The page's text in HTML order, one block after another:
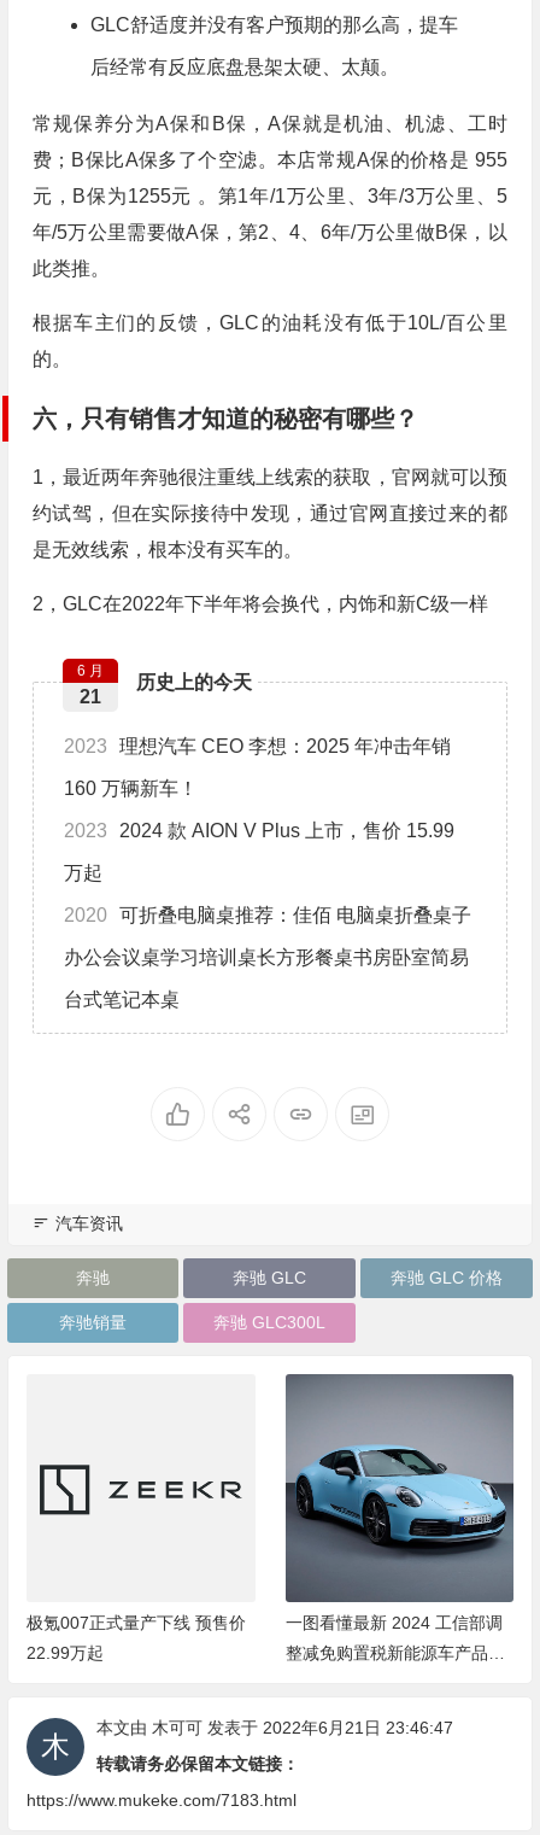
GLC舒适度并没有客户预期的那么高，提车
后经常有反应底盘悬架太硬、太颠。
常规保养分为A保和B保，A保就是机油、机滤、工时
费；B保比A保多了个空滤。本店常规A保的价格是 955
元，B保为1255元 。第1年/1万公里、3年/3万公里、5
年/5万公里需要做A保，第2、4、6年/万公里做B保，以
此类推。
根据车主们的反馈，GLC的油耗没有低于10L/百公里
的。
六，只有销售才知道的秘密有哪些？
1，最近两年奔驰很注重线上线索的获取，官网就可以预
约试驾，但在实际接待中发现，通过官网直接过来的都
是无效线索，根本没有买车的。
2，GLC在2022年下半年将会换代，内饰和新C级一样
历史上的今天
6 月
21
2023 理想汽车 CEO 李想：2025 年冲击年销
160 万辆新车！
2023 2024 款 AION V Plus 上市，售价 15.99
万起
2020 可折叠电脑桌推荐：佳佰 电脑桌折叠桌子
办公会议桌学习培训桌长方形餐桌书房卧室简易
台式笔记本桌
汽车资讯
奔驰 奔驰 GLC 奔驰 GLC 价格
奔驰销量 奔驰 GLC300L
极氪007正式量产下线 预售价
22.99万起
一图看懂最新 2024 工信部调
整减免购置税新能源车产品要
本文由 木可可发表于 2022年6月21日 23:46:47
转载请务必保留本文链接：
https://www.mukeke.com/7183.html